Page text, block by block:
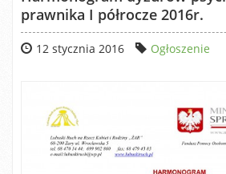
prawnika I półrocze 2016r.
12 stycznia 2016 Ogłoszenie